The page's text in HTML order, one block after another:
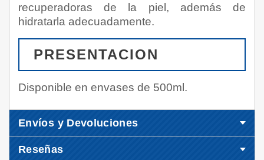
recuperadoras de la piel, además de
hidratarla adecuadamente.
PRESENTACION
Disponible en envases de 500ml.
Envíos y Devoluciones
Reseñas